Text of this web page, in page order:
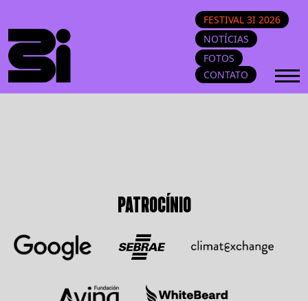
FESTIVAL 3I 2026
NOTÍCIAS
FOTOS
CONTATO
PATROCÍNIO